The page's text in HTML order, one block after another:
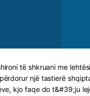
të shkruani me
një tastierë
kjo faqe do t&#39;ju